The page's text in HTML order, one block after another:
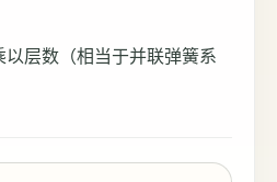
层数（相当于并联弹簧系